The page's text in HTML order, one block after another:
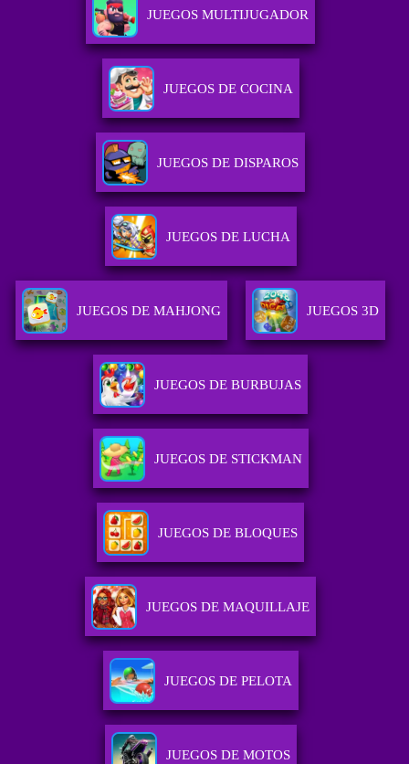
JUEGOS MULTIJUGADOR
JUEGOS DE COCINA
JUEGOS DE DISPAROS
JUEGOS DE LUCHA
JUEGOS DE MAHJONG JUEGOS 3D
JUEGOS DE BURBUJAS
JUEGOS DE STICKMAN
JUEGOS DE BLOQUES
JUEGOS DE MAQUILLAJE
JUEGOS DE PELOTA
JUEGOS DE MOTOS